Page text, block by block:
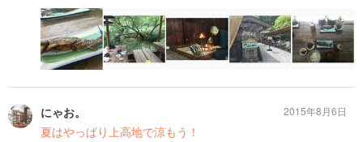
にゃお。
夏はやっぱり上高地で涼もう！
2015年8月6日